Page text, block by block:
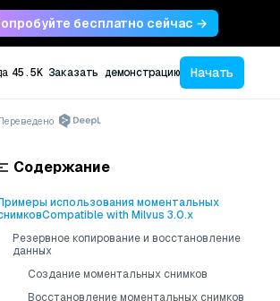
бесплатно сейчас →
45.5K Заказать демонстрацию Начать
Содержание
использования моментальных
with Milvus 3.0.x
Резервное копирование и восстановление
данных
Создание моментальных снимков
Восстановление моментальных снимков